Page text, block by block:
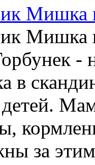
Мишка
Мишка
-
в
детей.
за